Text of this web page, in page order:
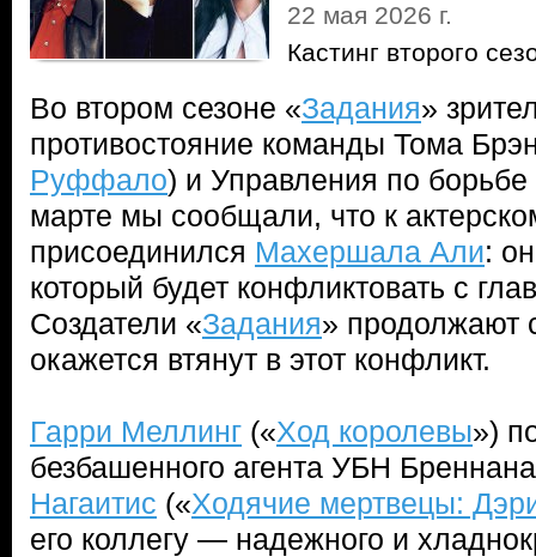
22 мая 2026 г.
Кастинг второго
Во втором сезоне «Задания»
противостояние команды Тома
Руффало) и Управления по
марте мы сообщали, что к
присоединился Махершала Али:
который будет конфликтовать с
Создатели «Задания» продолжают
окажется втянут в этот конфликт.
Гарри Меллинг («Ход королевы»)
безбашенного агента УБН
Нагаитис («Ходячие мертвецы:
его коллегу — надежного и